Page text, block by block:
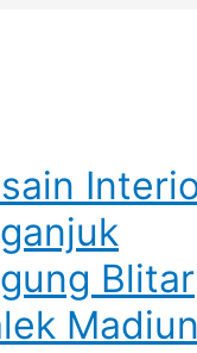
Blitar
Madiun